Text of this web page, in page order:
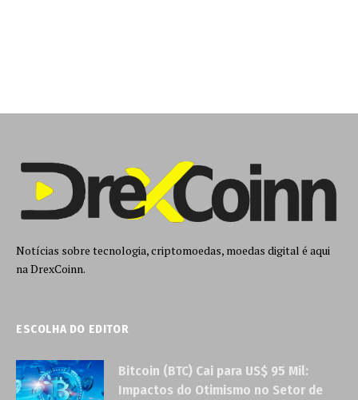
Notícias sobre tecnologia, criptomoedas, moedas digital é aqui
na DrexCoinn.
ESCOLHA DO EDITOR
Bitcoin (BTC) Cai para US$ 95 Mil:
Impactos do Otimismo no Setor de